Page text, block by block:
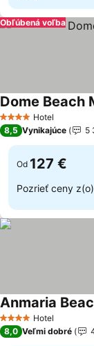
Obľúbená voľba
4 Počet hviezdičiek
Hotel
Dome Beach
8,5 Vynikajúce 5
Od 127 €
Pozrieť ceny z(o)
4 Počet hviezdičiek
Hotel
Anmaria
8,0 Veľmi dobré